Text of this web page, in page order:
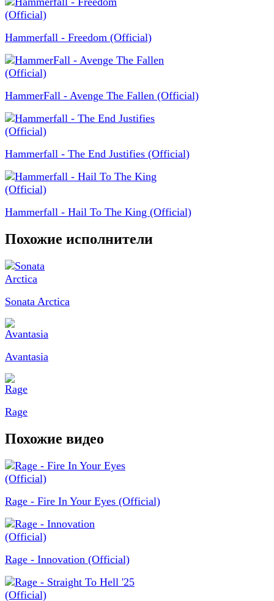
Hammerfall - Freedom (Official)
HammerFall - Avenge The Fallen (Official)
Hammerfall - The End Justifies (Official)
Hammerfall - Hail To The King (Official)
Похожие исполнители
Sonata Arctica
Avantasia
Rage
Похожие видео
Rage - Fire In Your Eyes (Official)
Rage - Innovation (Official)